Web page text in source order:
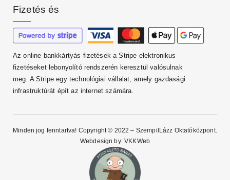
Fizetés és
Az online bankkártyás fizetések a Stripe elektronikus
fizetéseket lebonyolító rendszerén keresztül valósulnak
meg. A Stripe egy technológiai vállalat, amely gazdasági
infrastruktúrát épít az internet számára.
Minden jog fenntartva! Copyright © 2022 – SzempilLázz Oktatóközpont.
Webdesign by:VKKWeb